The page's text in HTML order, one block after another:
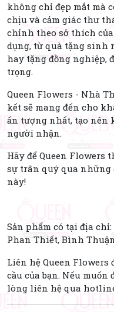
không chỉ đẹp mắt mà
chịu và cảm giác thư
chỉnh theo sở thích
dụng, từ quà tặng sinh
hay tặng đồng nghiệp,
trọng.
Queen Flowers - Nhà
kết sẽ mang đến cho
ấn tượng nhất, tạo nên
người nhận.
Hãy để Queen Flowers
sự trân quý qua những
này!
Sản phẩm có tại địa
Phan Thiết, Bình
Liên hệ Queen
cầu của bạn. Nếu
lòng liên hệ qua